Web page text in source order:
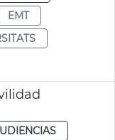
EMT